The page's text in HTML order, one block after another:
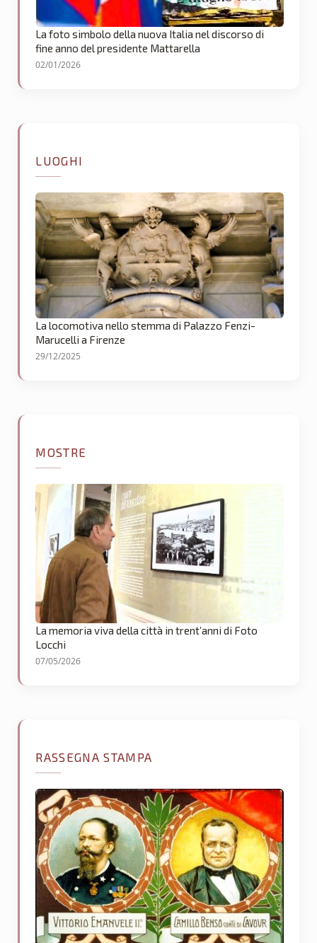
La foto simbolo della nuova Italia nel discorso di
fine anno del presidente Mattarella
02/01/2026
LUOGHI
La locomotiva nello stemma di Palazzo Fenzi-
Marucelli a Firenze
29/12/2025
MOSTRE
La memoria viva della città in trent’anni di Foto
Locchi
07/05/2026
RASSEGNA STAMPA